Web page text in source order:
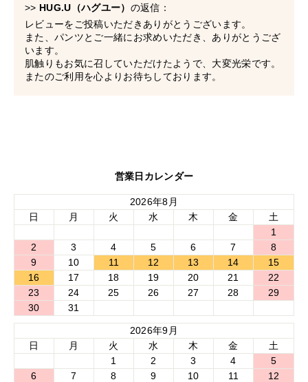
■モデル着用アイテム ⇒パンツ
>> HUG.U（ハグユー） の返信：
レビューをご投稿いただきありがとうございます。
また、パンツとご一緒にお求めいただき、ありがとうござ
います。
肌触りもお気に召していただけたようで、大変光栄です。
またのご利用を心よりお待ちしております。
営業日カレンダー
2026年8月
日
月 火 水 木 金
土
1
2
3 4 5 6 7
8
9
10 11 12 13 14
15
16
17 18 19 20 21
22
23
24 25 26 27 28
29
30
31
2026年9月
日
月 火 水 木 金
土
1
2 3 4
5
6
7 8 9 10 11
12